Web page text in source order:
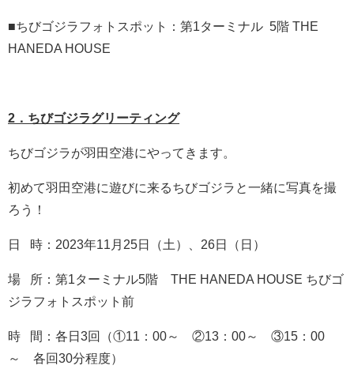
■ちびゴジラフォトスポット：第1ターミナル 5階 THE
HANEDA HOUSE
2．ちびゴジラグリーティング
ちびゴジラが羽田空港にやってきます。
初めて羽田空港に遊びに来るちびゴジラと一緒に写真を撮
ろう！
日 時：2023年11月25日（土）、26日（日）
場 所：第1ターミナル5階 THE HANEDA HOUSE ちびゴ
ジラフォトスポット前
時 間：各日3回（①11：00～ ②13：00～ ③15：00
～ 各回30分程度）